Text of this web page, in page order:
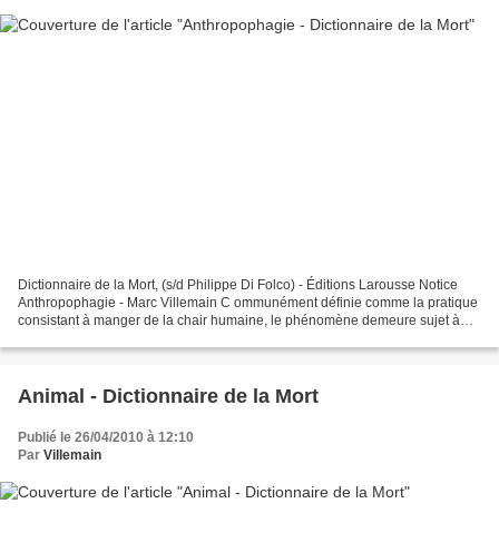
Dictionnaire de la Mort, (s/d Philippe Di Folco) - Éditions Larousse Notice
Anthropophagie - Marc Villemain C ommunément définie comme la pratique
consistant à manger de la chair humaine, le phénomène demeure sujet à
Animal - Dictionnaire de la Mort
Publié le 26/04/2010 à 12:10
Par Villemain